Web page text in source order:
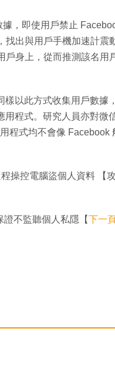
，即使用戶禁止
出與用戶手機加速計震
身上，從而推測該名用
樣以此方式收集用戶數據
程式。研究人員亦對微
程式均不會像 Facebook
操控電腦盜個人資料 【
證不監聽個人私隱【下一